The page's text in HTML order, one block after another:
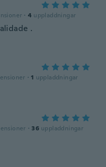
· 4 uppladdningar
.
· 1 uppladdningar
· 36 uppladdningar